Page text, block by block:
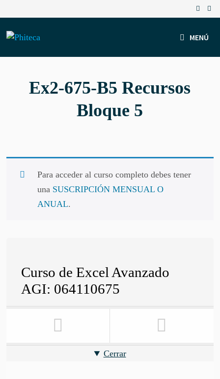
al
contenido
MENÚ
Ex2-675-B5 Recursos
Bloque 5
Para acceder al curso completo debes tener
una SUSCRIPCIÓN MENSUAL O
ANUAL.
Curso de Excel Avanzado
AGI: 064110675
Cerrar